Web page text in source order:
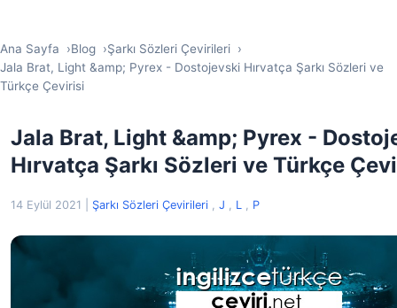
Ana Sayfa Blog
Şarkı Sözleri Çevirileri
Jala Brat, Light &amp; Pyrex - Dostojevski Hırvatça Şarkı Sözleri ve
Türkçe Çevirisi
Jala Brat, Light &amp; Pyrex -
Hırvatça Şarkı Sözleri ve Türkçe
14 Eylül 2021 Şarkı Sözleri Çevirileri , J , L , P